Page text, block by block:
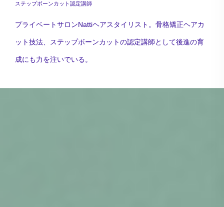
ステップボーンカット認定講師
プライベートサロンNattiヘアスタイリスト。骨格矯正ヘアカ
ット技法、ステップボーンカットの認定講師として後進の育
成にも力を注いでいる。